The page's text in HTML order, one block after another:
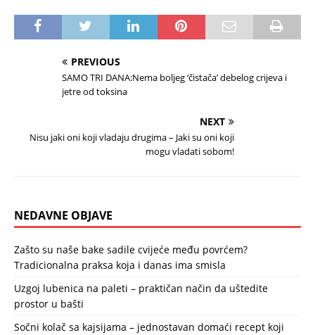
PREVIOUS
SAMO TRI DANA:Nema boljeg ‘čistača’ debelog crijeva i
jetre od toksina
NEXT
Nisu jaki oni koji vladaju drugima – Jaki su oni koji
mogu vladati sobom!
NEDAVNE OBJAVE
Zašto su naše bake sadile cvijeće među povrćem?
Tradicionalna praksa koja i danas ima smisla
Uzgoj lubenica na paleti – praktičan način da uštedite
prostor u bašti
Sočni kolač sa kajsijama – jednostavan domaći recept koji